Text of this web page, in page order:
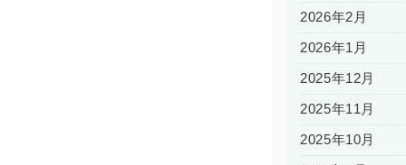
2026年2月
2026年1月
2025年12月
2025年11月
2025年10月